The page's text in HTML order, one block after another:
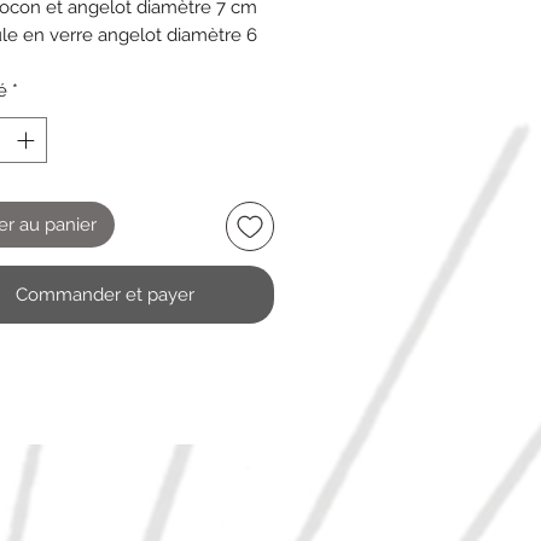
et angelot diamètre 7 cm
en verre angelot diamètre 6
verre transparent
etat
*
au panier
Commander et payer